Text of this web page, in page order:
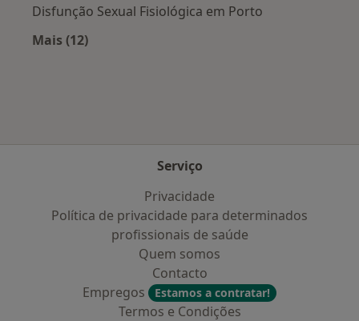
Disfunção Sexual Fisiológica em Porto
Mais (12)
Serviço
Privacidade
Política de privacidade para determinados
profissionais de saúde
Quem somos
Contacto
Empregos
Estamos a contratar!
Termos e Condições